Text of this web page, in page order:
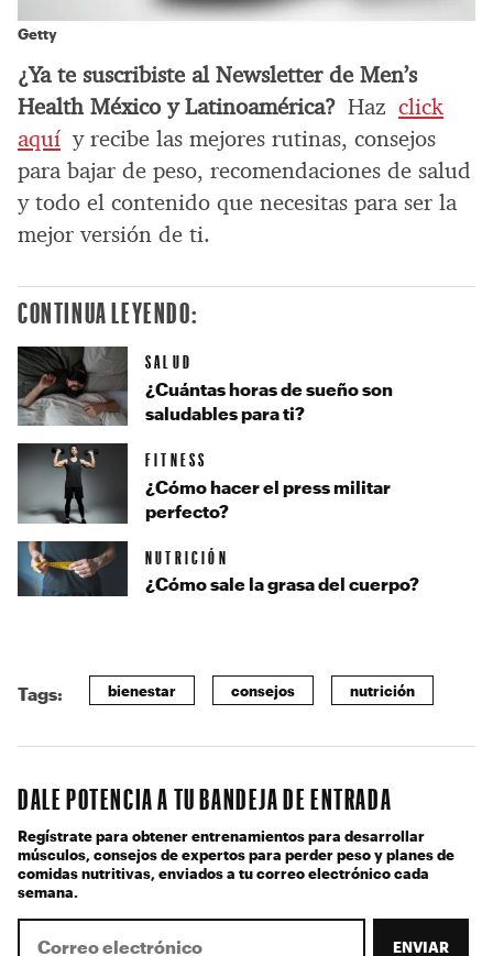
Getty
¿Ya te suscribiste al Newsletter de Men’s
Health México y Latinoamérica? Haz click
aquí y recibe las mejores rutinas, consejos
para bajar de peso, recomendaciones de salud
y todo el contenido que necesitas para ser la
mejor versión de ti.
CONTINUA LEYENDO:
SALUD
¿Cuántas horas de sueño son
saludables para ti?
FITNESS
¿Cómo hacer el press militar
perfecto?
NUTRICIÓN
¿Cómo sale la grasa del cuerpo?
Tags: bienestar consejos nutrición
DALE POTENCIA A TU BANDEJA DE ENTRADA
Regístrate para obtener entrenamientos para desarrollar
músculos, consejos de expertos para perder peso y planes de
comidas nutritivas, enviados a tu correo electrónico cada
semana.
ENVIAR